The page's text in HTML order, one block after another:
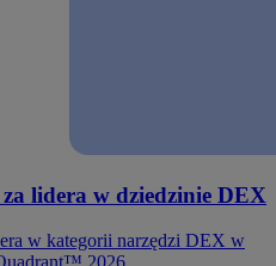
lidera w dziedzinie DEX
w kategorii narzędzi DEX w